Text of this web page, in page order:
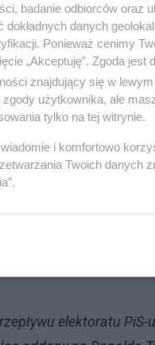
elektoratu PiS-
badanie odbiorców oraz
danych
Ponieważ cenimy
„Akceptuję”. Zgoda jest
znajdujący się w
użytkownika, ale
tylko na tej witrynie.
i komfortowo
Twoich danych